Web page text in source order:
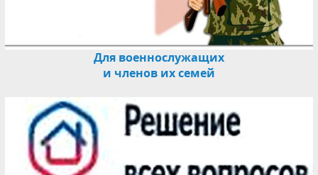
Для военнослужащих
и членов их семей